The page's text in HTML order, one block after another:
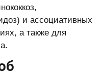
и ассоциативных
а также для